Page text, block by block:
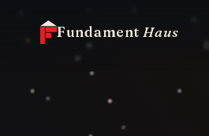
FundamentHaus